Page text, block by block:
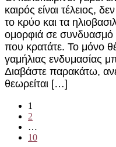
καιρός είναι τέλειος,
το κρύο και τα
ομορφιά σε συνδυασμό
που κρατάτε. Το μόνο
γαμήλιας ενδυμασίας
Διαβάστε παρακάτω,
θεωρείται […]
άρθρων
1
2
…
10